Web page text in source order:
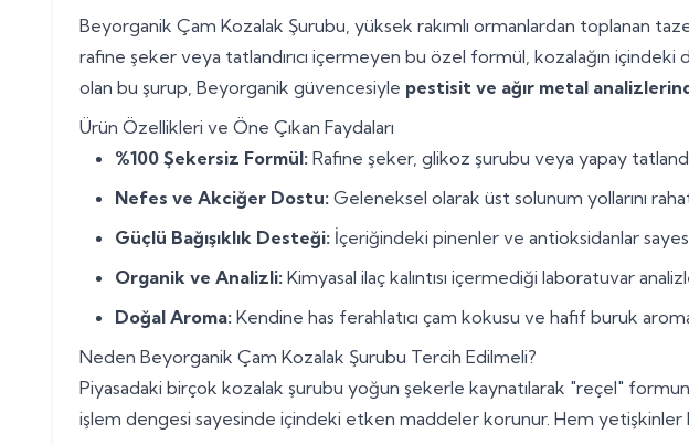
Beyorganik Çam Kozalak Şurubu, yüksek rakımlı ormanlardan toplanan
rafine şeker veya tatlandırıcı içermeyen bu özel formül, kozalağın içindeki
olan bu şurup, Beyorganik güvencesiyle pestisit ve ağır metal
Ürün Özellikleri ve Öne Çıkan Faydaları
%100 Şekersiz Formül: Rafine şeker, glikoz şurubu veya yapay
Nefes ve Akciğer Dostu: Geleneksel olarak üst solunum yollarını
Güçlü Bağışıklık Desteği: İçeriğindeki pinenler ve antioksidanlar
Organik ve Analizli: Kimyasal ilaç kalıntısı içermediği laboratuvar
Doğal Aroma: Kendine has ferahlatıcı çam kokusu ve hafif buruk
Neden Beyorganik Çam Kozalak Şurubu Tercih Edilmeli?
Piyasadaki birçok kozalak şurubu yoğun şekerle kaynatılarak "reçel"
işlem dengesi sayesinde içindeki etken maddeler korunur. Hem